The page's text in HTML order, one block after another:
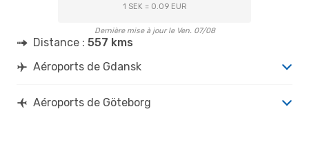
1 SEK = 0.09 EUR
Dernière mise à jour le Ven. 07/08
Distance : 557 kms
Aéroports de Gdansk
Aéroports de Göteborg